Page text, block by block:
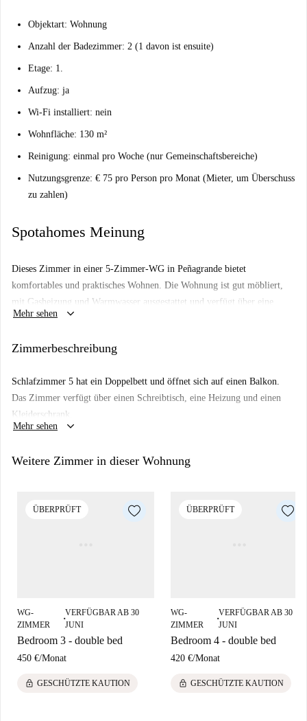
Objektart: Wohnung
Anzahl der Badezimmer: 2 (1 davon ist ensuite)
Etage: 1.
Aufzug: ja
Wi-Fi installiert: nein
Wohnfläche: 130 m²
Reinigung: einmal pro Woche (nur Gemeinschaftsbereiche)
Nutzungsgrenze: € 75 pro Person pro Monat (Mieter, um Überschuss
zu zahlen)
Spotahomes Meinung
Dieses Zimmer in einer 5-Zimmer-WG in Peñagrande bietet
komfortables und praktisches Wohnen. Die Wohnung ist gut möbliert,
mit Gasheizung und Warmwasser ausgestattet und verfügt über eine
eigene Waschmaschine. WLAN, Strom, Wasser und Gas sind in der
Gebäude bietet außerdem einen Aufzug und eine voll ausgestattete Küche
werden nicht akzeptiert. Ideal für Berufstätige oder Studierende jeden
Geschlechts. Die Unterkunft ist Spotahome-verifiziert und garantiert
somit Qualität und Transparenz.
Sehenswürdigkeiten in der Nähe. In fußläufiger Entfernung finden Sie
Organización de Eventos. Zu den Attraktionen zählt der Parque Arroyo
Mehr sehen keyboard_arrow_down
Zimmerbeschreibung
Schlafzimmer 5 hat ein Doppelbett und öffnet sich auf einen Balkon.
Das Zimmer verfügt über einen Schreibtisch, eine Heizung und einen
Kleiderschrank.
Mehr sehen
keyboard_arrow_down
Weitere Zimmer in dieser Wohnung
ÜBERPRÜFT
WG-
ZIMMER
■
VERFÜGBAR AB 30
JUNI
Bedroom 3 - double bed
450 €/Monat
lock GESCHÜTZTE KAUTION
ÜBERPRÜFT
WG-
ZIMMER
■
VERFÜGBAR AB 30
JUNI
Bedroom 4 - double bed
420 €/Monat
lock GESCHÜTZTE KAUTION